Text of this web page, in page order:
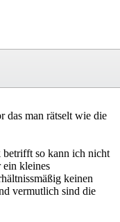
das man rätselt wie die
betrifft so kann ich nicht
ein kleines
keinen
vermutlich sind die